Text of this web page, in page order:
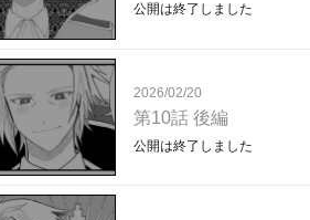
公開は終了しました
2026/02/20
第10話 後編
公開は終了しました